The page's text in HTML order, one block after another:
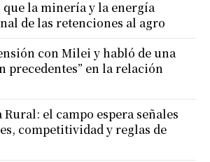
la minería y la energía
de las retenciones al agro
con Milei y habló de una
precedentes” en la relación
el campo espera señales
competitividad y reglas de